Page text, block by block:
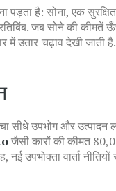
पड़ता है: सोना, एक
. जब सोने की कीमतें
में उतार‑चढ़ाव देखी
सीधे उपभोग और उत्पादन
जैसी कारों की कीमत
नई उपभोक्ता वार्ता